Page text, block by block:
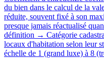
du bien dans le calcul de la
réduite, souvent fixé à son
presque jamais réactualisé
définition → Catégorie
locaux d'habitation selon leur
échelle de 1 (grand luxe) à 8